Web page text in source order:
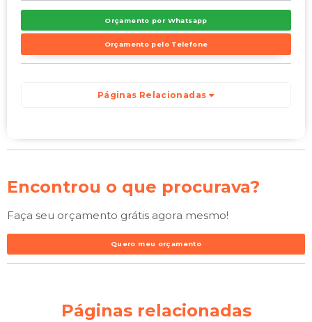
Orçamento por Whatsapp
Orçamento pelo Telefone
Páginas Relacionadas
Encontrou o que procurava?
Faça seu orçamento grátis agora mesmo!
Quero meu orçamento
Páginas relacionadas